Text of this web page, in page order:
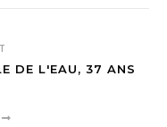
DE L'EAU, 37 ANS